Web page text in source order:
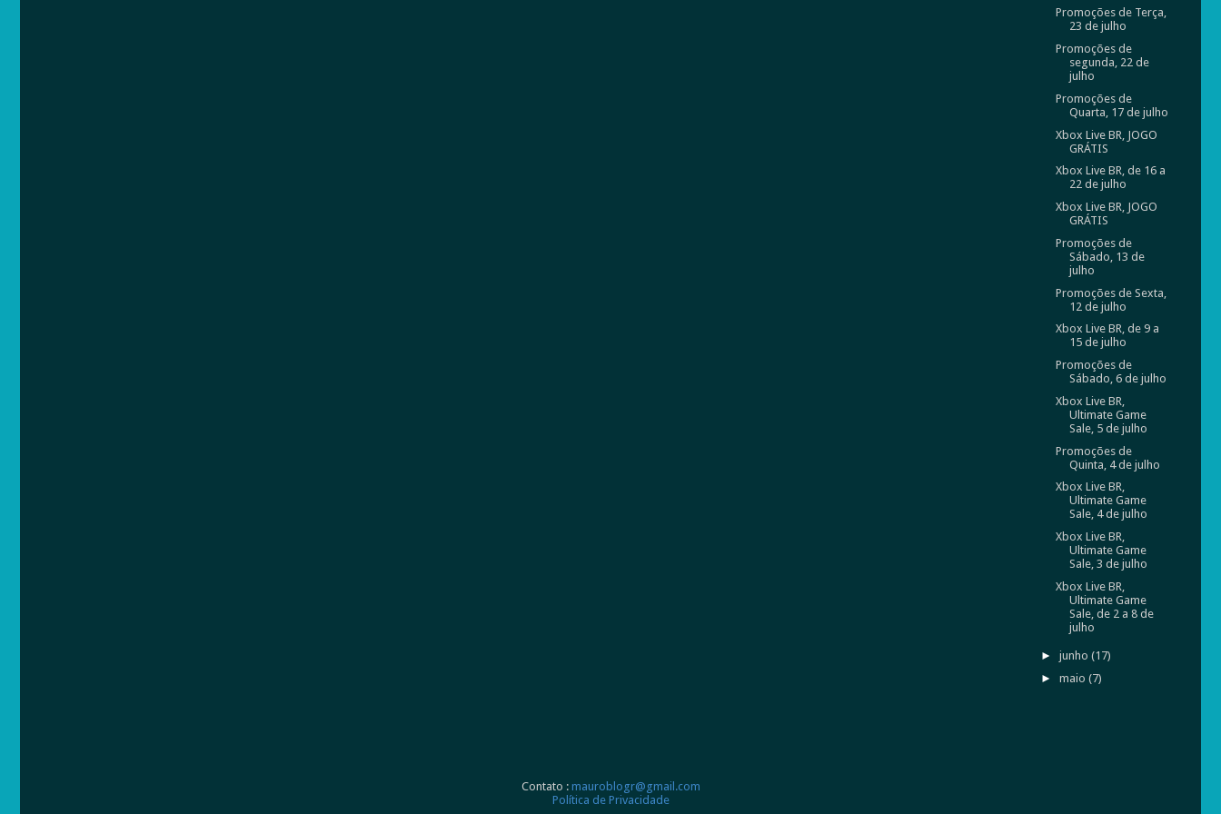
Promoções de Terça,
23 de julho
Promoções de
segunda, 22 de
julho
Promoções de
Quarta, 17 de julho
Xbox Live BR, JOGO
GRÁTIS
Xbox Live BR, de 16 a
22 de julho
Xbox Live BR, JOGO
GRÁTIS
Promoções de
Sábado, 13 de
julho
Promoções de Sexta,
12 de julho
Xbox Live BR, de 9 a
15 de julho
Promoções de
Sábado, 6 de julho
Xbox Live BR,
Ultimate Game
Sale, 5 de julho
Promoções de
Quinta, 4 de julho
Xbox Live BR,
Ultimate Game
Sale, 4 de julho
Xbox Live BR,
Ultimate Game
Sale, 3 de julho
Xbox Live BR,
Ultimate Game
Sale, de 2 a 8 de
julho
► junho (17)
► maio (7)
Contato : mauroblogr@gmail.com
Política de Privacidade